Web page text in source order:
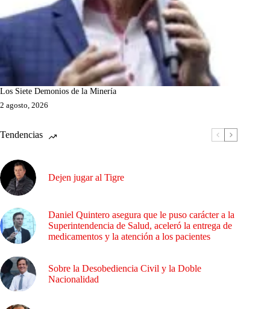
Los Siete Demonios de la Minería
2 agosto, 2026
Tendencias
Dejen jugar al Tigre
Daniel Quintero asegura que le puso carácter a la
Superintendencia de Salud, aceleró la entrega de
medicamentos y la atención a los pacientes
Sobre la Desobediencia Civil y la Doble
Nacionalidad